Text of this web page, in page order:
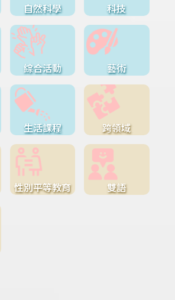
自然科學 科技
綜合活動 藝術
生活課程 跨領域
性別平等教育 雙語